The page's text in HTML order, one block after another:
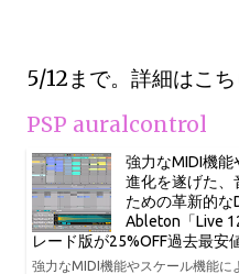
5/12まで。詳細はこち
PSP auralcontrol
強力なMIDI機
進化を遂げた、
ための革新的な
Ableton「Live
レード版が25%OFF過去最安
強力なMIDI機能やスケール機能に